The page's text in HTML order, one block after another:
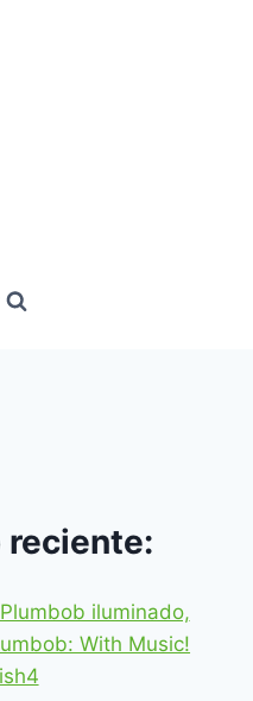
reciente: